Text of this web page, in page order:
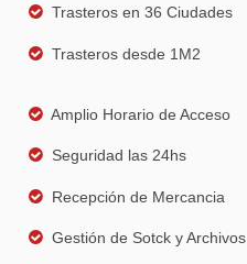
Trasteros en 36 Ciudades
Trasteros desde 1M2
Amplio Horario de Acceso
Seguridad las 24hs
Recepción de Mercancia
Gestión de Sotck y Archivos